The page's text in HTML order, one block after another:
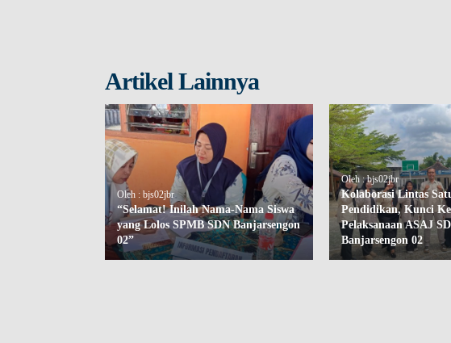
Artikel Lainnya
Oleh : bjs02jbr
“Selamat! Inilah Nama-Nama Siswa
yang Lolos SPMB SDN Banjarsengon
02”
Oleh : bjs02jbr
Kolaborasi Lintas
Pendidikan, Kunci
Pelaksanaan ASAJ
Banjarsengon 02